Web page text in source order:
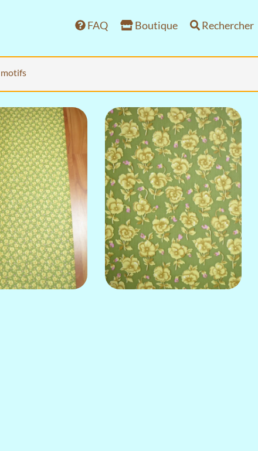
FAQ Boutique Rechercher